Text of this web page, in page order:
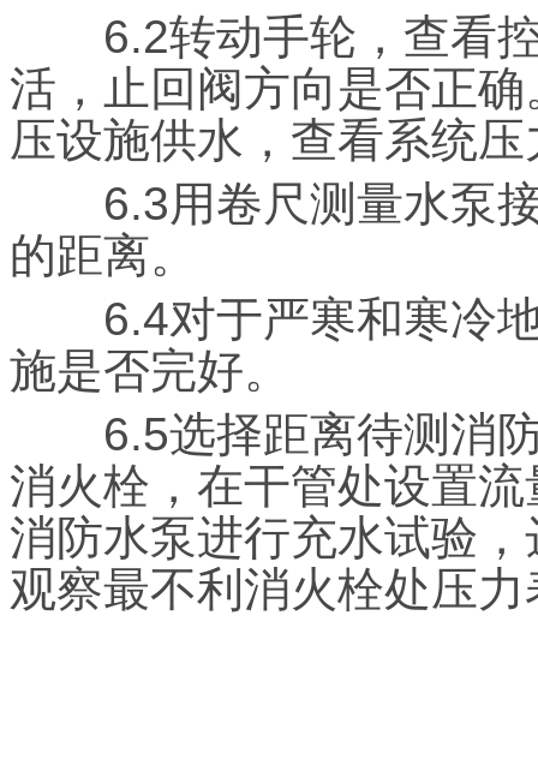
6.2转动手轮，查看控
活，止回阀方向是否正
压设施供水，查看系统
6.3用卷尺测量水泵接
的距离。
6.4对于严寒和寒冷地
施是否完好。
6.5选择距离待测消防
消火栓，在干管处设置
消防水泵进行充水试验
观察最不利消火栓处压